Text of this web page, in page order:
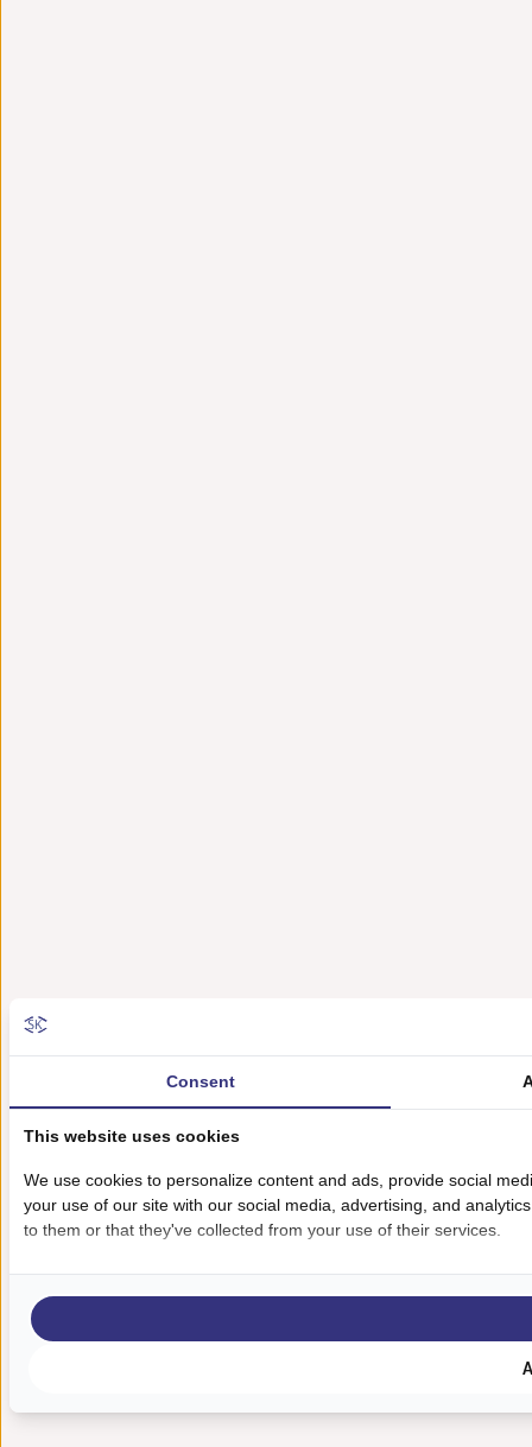
Consent
This website uses cookies
We use cookies to personalize content and ads, provide social
your use of our site with our social media, advertising, and
to them or that they've collected from your use of their services.